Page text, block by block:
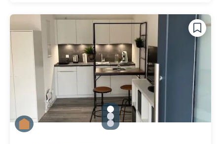
gallery.slide_selector
Zu Slide 1 wechseln
Zu Slide 2 wechseln
Zu Slide 3 wechseln